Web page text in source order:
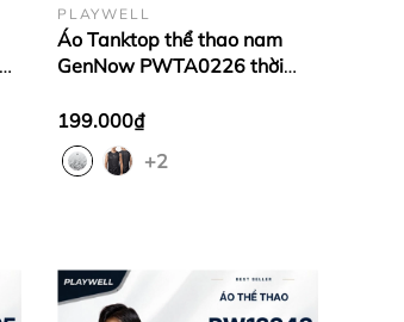
PLAYWELL
Áo Tanktop thể thao nam
GenNow PWTA0226 thời
thoải mái vận động
199.000₫
+2